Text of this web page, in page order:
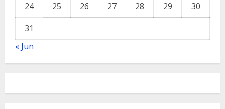
24
25 26 27 28 29
30
31
« Jun